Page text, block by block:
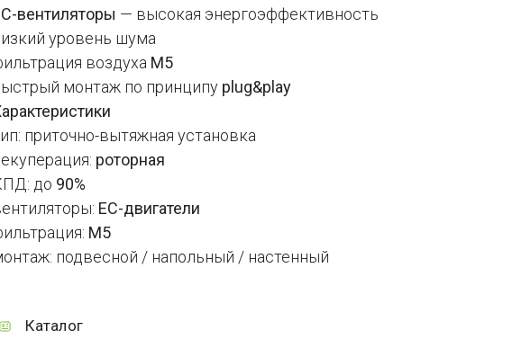
вентиляторы — высокая энергоэффективность
уровень шума
воздуха M5
монтаж по принципу plug&play
приточно-вытяжная установка
роторная
до 90%
EC-двигатели
M5
подвесной / напольный / настенный
Каталог